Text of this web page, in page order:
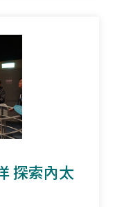
探索內太